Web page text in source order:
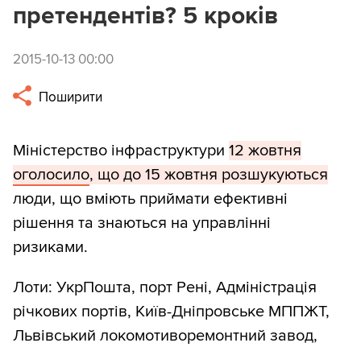
претендентів? 5 кроків
2015-10-13 00:00
Поширити
Міністерство інфраструктури 12 жовтня
оголосило, що до 15 жовтня розшукуються
люди, що вміють приймати ефективні
рішення та знаються на управлінні
ризиками.
Лоти: УкрПошта, порт Рені, Адміністрація
річкових портів, Київ-Дніпровське МППЖТ,
Львівський локомотиворемонтний завод,